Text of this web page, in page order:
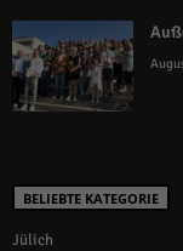
BELIEBTE KATEGORIE
Jülich